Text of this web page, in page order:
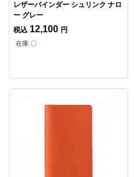
レザーバインダー シュリンク ナロ
ー グレー
税込 12,100 円
在庫 〇